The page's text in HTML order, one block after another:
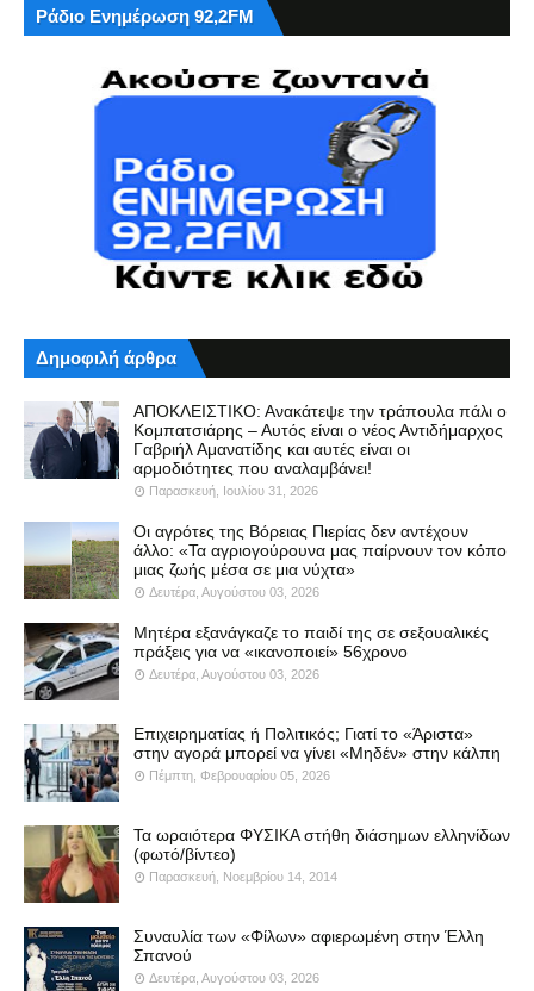
Ράδιο Ενημέρωση 92,2FM
Δημοφιλή άρθρα
ΑΠΟΚΛΕΙΣΤΙΚΟ: Ανακάτεψε την τράπουλα πάλι ο
Κομπατσιάρης – Αυτός είναι ο νέος Αντιδήμαρχος
Γαβριήλ Αμανατίδης και αυτές είναι οι
αρμοδιότητες που αναλαμβάνει!
Παρασκευή, Ιουλίου 31, 2026
Οι αγρότες της Βόρειας Πιερίας δεν αντέχουν
άλλο: «Τα αγριογούρουνα μας παίρνουν τον κόπο
μιας ζωής μέσα σε μια νύχτα»
Δευτέρα, Αυγούστου 03, 2026
Μητέρα εξανάγκαζε το παιδί της σε σεξουαλικές
πράξεις για να «ικανοποιεί» 56χρονο
Δευτέρα, Αυγούστου 03, 2026
Επιχειρηματίας ή Πολιτικός; Γιατί το «Άριστα»
στην αγορά μπορεί να γίνει «Μηδέν» στην κάλπη
Πέμπτη, Φεβρουαρίου 05, 2026
Τα ωραιότερα ΦΥΣΙΚΑ στήθη διάσημων ελληνίδων
(φωτό/βίντεο)
Παρασκευή, Νοεμβρίου 14, 2014
Συναυλία των «Φίλων» αφιερωμένη στην Έλλη
Σπανού
Δευτέρα, Αυγούστου 03, 2026